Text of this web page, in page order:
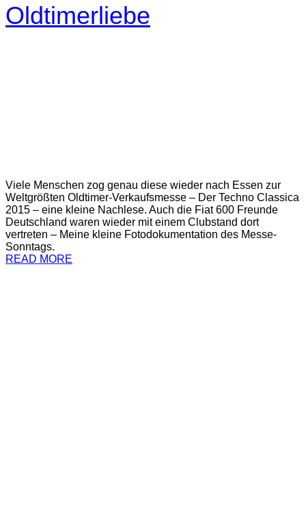
Oldtimerliebe
Viele Menschen zog genau diese wieder nach Essen zur
Weltgrößten Oldtimer-Verkaufsmesse – Der Techno Classica
2015 – eine kleine Nachlese. Auch die Fiat 600 Freunde
Deutschland waren wieder mit einem Clubstand dort
vertreten – Meine kleine Fotodokumentation des Messe-
Sonntags.
READ MORE